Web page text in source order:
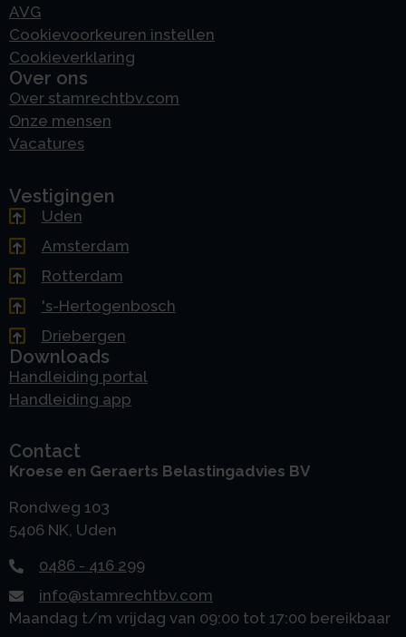
AVG
Cookievoorkeuren instellen
Cookieverklaring
Over ons
Over stamrechtbv.com
Onze mensen
Vacatures
Vestigingen
Uden
Amsterdam
Rotterdam
's-Hertogenbosch
Driebergen
Downloads
Handleiding portal
Handleiding app
Contact
Kroese en Geraerts Belastingadvies BV
Rondweg 103
5406 NK, Uden
0486 - 416 299
info@stamrechtbv.com
Maandag t/m vrijdag van 09:00 tot 17:00 bereikbaar